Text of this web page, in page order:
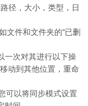
径，大小，类型，日
文件和文件夹的“已删
一次对其进行以下操
动到其他位置，重命
可以将同步模式设置